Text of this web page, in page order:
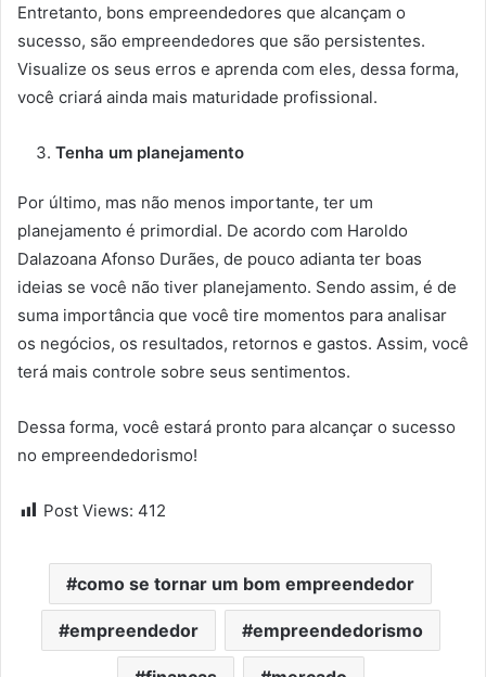
Entretanto, bons empreendedores que alcançam o
sucesso, são empreendedores que são persistentes.
Visualize os seus erros e aprenda com eles, dessa forma,
você criará ainda mais maturidade profissional.
Tenha um planejamento
Por último, mas não menos importante, ter um
planejamento é primordial. De acordo com Haroldo
Dalazoana Afonso Durães, de pouco adianta ter boas
ideias se você não tiver planejamento. Sendo assim, é de
suma importância que você tire momentos para analisar
os negócios, os resultados, retornos e gastos. Assim, você
terá mais controle sobre seus sentimentos.
Dessa forma, você estará pronto para alcançar o sucesso
no empreendedorismo!
Post Views: 412
como se tornar um bom empreendedor
empreendedor empreendedorismo